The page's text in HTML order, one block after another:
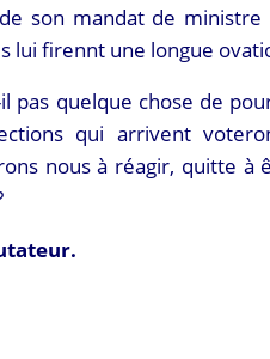
son mandat de
lui firennt une longue
pas quelque chose de
qui arrivent
nous à réagir, quitte